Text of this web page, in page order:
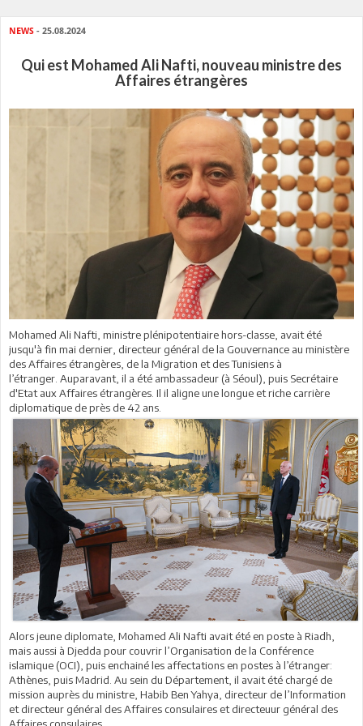
NEWS - 25.08.2024
Qui est Mohamed Ali Nafti, nouveau ministre des
Affaires étrangères
Mohamed Ali Nafti, ministre plénipotentiaire hors-classe, avait été
jusqu'à fin mai dernier, directeur général de la Gouvernance au ministère
des Affaires étrangères, de la Migration et des Tunisiens à
l’étranger. Auparavant, il a été ambassadeur (à Séoul), puis Secrétaire
d'Etat aux Affaires étrangères. Il il aligne une longue et riche carrière
diplomatique de près de 42 ans.
Alors jeune diplomate, Mohamed Ali Nafti avait été en poste à Riadh,
mais aussi à Djedda pour couvrir l’Organisation de la Conférence
islamique (OCI), puis enchainé les affectations en postes à l’étranger:
Athènes, puis Madrid. Au sein du Département, il avait été chargé de
mission auprès du ministre, Habib Ben Yahya, directeur de l’Information
et directeur général des Affaires consulaires et directeuur général des
Affaires consulaires.